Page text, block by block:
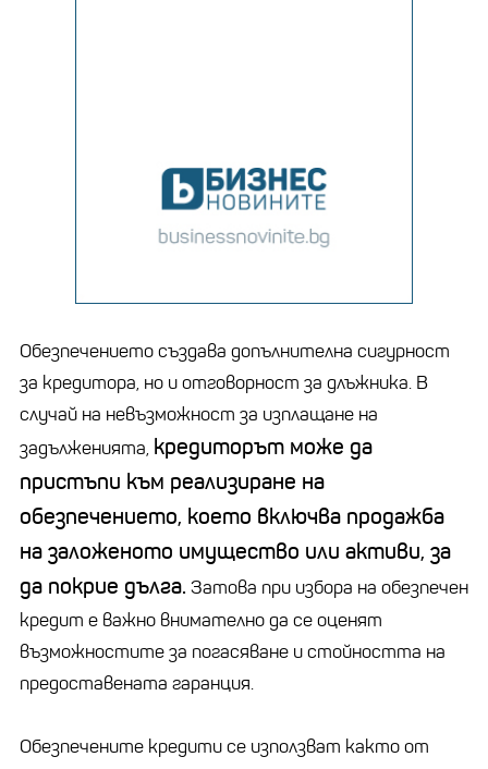
Обезпечението създава допълнителна сигурност
за кредитора, но и отговорност за длъжника. В
случай на невъзможност за изплащане на
задълженията, кредиторът може да
пристъпи към реализиране на
обезпечението, което включва продажба
на заложеното имущество или активи, за
да покрие дълга. Затова при избора на обезпечен
кредит е важно внимателно да се оценят
възможностите за погасяване и стойността на
предоставената гаранция.
Обезпечените кредити се използват както от